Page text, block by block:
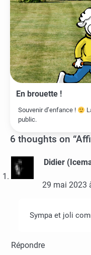
En brouette !
Souvenir d’enfance !
public.
6 thoughts on “
Didier
29 mai 2023
Sympa et joli
Répondre